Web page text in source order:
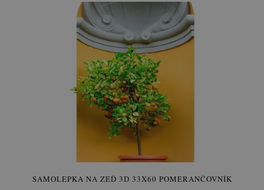
SAMOLEPKA NA ZEĎ 3D 33X60 POMERANČOVNÍK